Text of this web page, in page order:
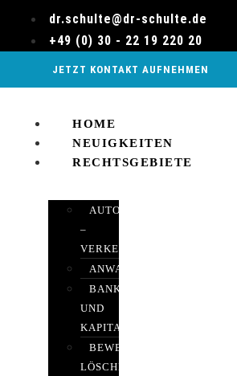
wechseln
dr.schulte@dr-schulte.de
+49 (0) 30 - 22 19 220 20
JETZT KONTAKT AUFNEHMEN
HOME
NEUIGKEITEN
RECHTSGEBIETE
AUTOBETRUG
–
VERKEHRSRECHT
ANWALTSHAFTUNGSRECHT
BANK-
UND
KAPITALMARKTRECHT
BEWERTUNGEN
LÖSCHEN